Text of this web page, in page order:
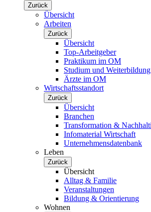
Zurück
Übersicht
Arbeiten
Zurück
Übersicht
Top-Arbeitgeber
Praktikum im OM
Studium und Weiterbildung
Ärzte im OM
Wirtschaftsstandort
Zurück
Übersicht
Branchen
Transformation &
Infomaterial Wirtschaft
Unternehmensdatenbank
Leben
Zurück
Übersicht
Alltag & Familie
Veranstaltungen
Bildung & Orientierung
Wohnen